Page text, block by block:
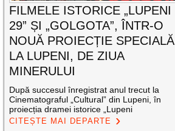
FILMELE ISTORICE „LUPENI
29” ȘI „GOLGOTA”, ÎNTR-O
NOUĂ PROIECȚIE SPECIALĂ
LA LUPENI, DE ZIUA
MINERULUI
După succesul înregistrat anul trecut la
Cinematograful „Cultural” din Lupeni, în
proiecția dramei istorice „Lupeni
CITEȘTE MAI DEPARTE